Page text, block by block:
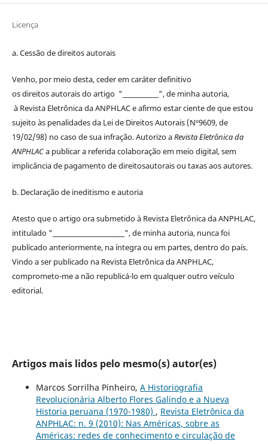
Licença
a. Cessão dedireitosautorais
Venho, por meio desta, ceder em caráter definitivo
osdireitosautoraisdo artigo "____________", de minha autoria,
à Revista Eletrônica da ANPHLACe afirmo estar ciente de que estou
sujeito às penalidades da Lei de DireitosAutorais(Nº9609, de
19/02/98) no caso de sua infração. Autorizo aRevista Eletrônica da
ANPHLACa publicar a referida colaboração em meio digital, sem
implicância de pagamento dedireitosautoraisou taxas aos autores.
b. Declaração de ineditismo e autoria
Atesto que o artigo ora submetido à Revista Eletrônica da ANPHLAC,
intitulado "________________________", de minha autoria, nunca foi
publicado anteriormente, na íntegra ou em partes, dentrodo país.
Vindo a ser publicado na Revista Eletrônica da ANPHLAC,
comprometo-me a não republicá-lo em qualquer outro veículo
editorial.
Artigos mais lidos pelo mesmo(s) autor(es)
Marcos Sorrilha Pinheiro, A Historiografia
Revolucionária Alberto Flores Galindo e a Nueva
Historia peruana (1970-1980) , Revista Eletrônica da
ANPHLAC: n. 9 (2010): Nas Américas, sobre as
Américas: redes de conhecimento e circulação de